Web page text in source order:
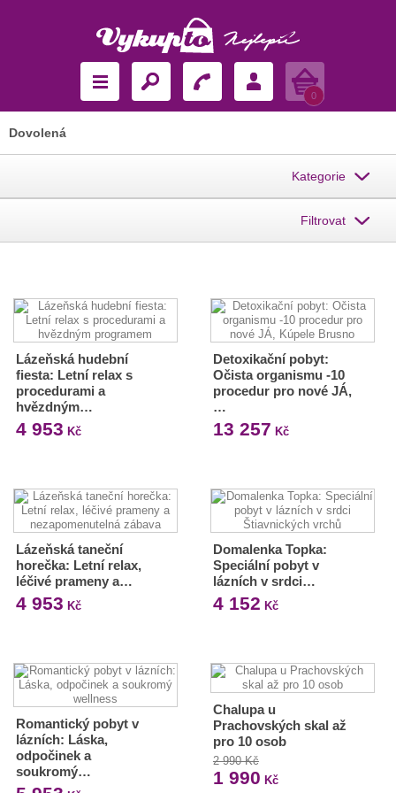
Košík
0
Dovolená
Kategorie
Filtrovat
Lázeňská hudební
fiesta: Letní relax s
procedurami a
hvězdným…
4 953 Kč
Detoxikační pobyt:
Očista organismu -10
procedur pro nové JÁ,
…
13 257 Kč
Lázeňská taneční
horečka: Letní relax,
léčivé prameny a…
4 953 Kč
Domalenka Topka:
Speciální pobyt v
lázních v srdci…
4 152 Kč
Romantický pobyt v
lázních: Láska,
odpočinek a
soukromý…
Chalupa u
Prachovských skal až
pro 10 osob
2 990 Kč
1 990 Kč